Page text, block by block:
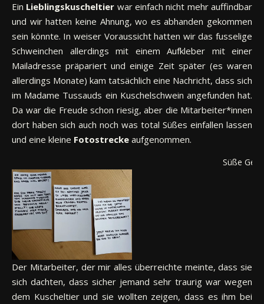
Ein Lieblingskuscheltier war einfach nicht mehr auffindbar
und wir hatten keine Ahnung, wo es abhanden gekommen
sein könnte. In weiser Voraussicht hatten wir das fusselige
Schweinchen allerdings mit einem Aufkleber mit einer
Mailadresse präpariert und einige Zeit später (es waren
allerdings Monate) kam tatsächlich eine Nachricht, dass sich
im Madame Tussauds ein Kuschelschwein angefunden hat.
Da war die Freude schon riesig, aber die Mitarbeiter*innen
dort haben sich auch noch was total Süßes einfallen lassen
und eine kleine Fotostrecke aufgenommen.
Süße
Der Mitarbeiter, der mir alles überreichte meinte, dass sie
sich dachten, dass sicher jemand sehr traurig war wegen
dem Kuscheltier und sie wollten zeigen, dass es ihm bei